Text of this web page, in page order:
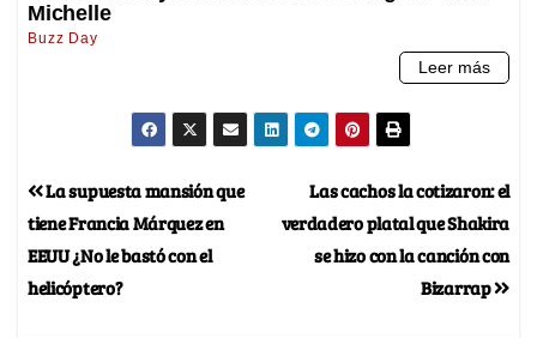
Las cachos la cotizaron: el
verdadero platal que Shakira
se hizo con la canción con
Bizarrap
La supuesta mansión que
tiene Francia Márquez en
EEUU ¿No le bastó con el
helicóptero?